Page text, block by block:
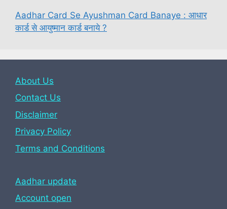
Aadhar Card Se Ayushman Card Banaye : आधार
कार्ड से आयुष्मान कार्ड बनाये ?
About Us
Contact Us
Disclaimer
Privacy Policy
Terms and Conditions
Aadhar update
Account open